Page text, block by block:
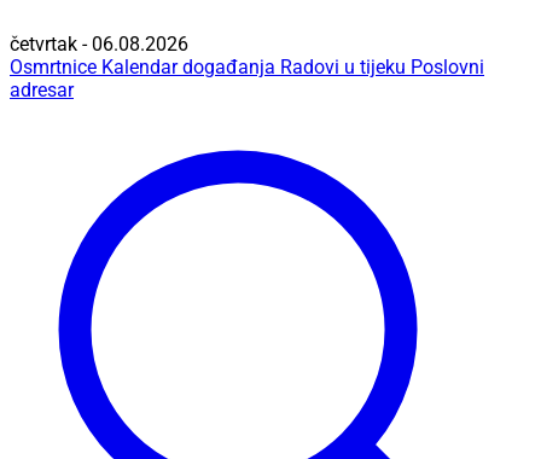
četvrtak - 06.08.2026
Osmrtnice Kalendar događanja Radovi u tijeku Poslovni
adresar